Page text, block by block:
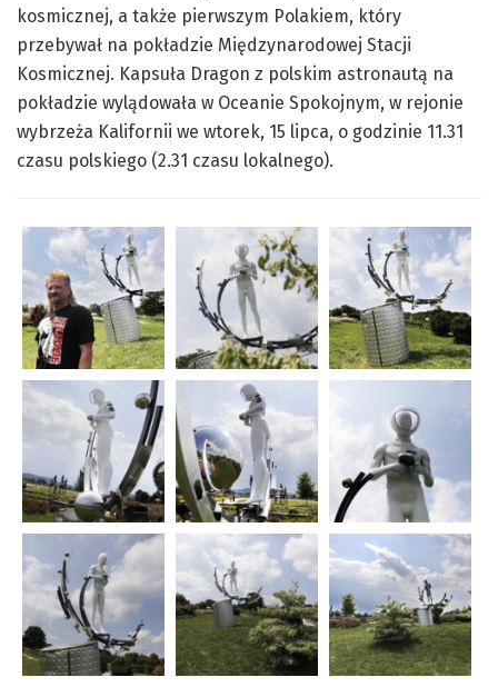
kosmicznej, a także pierwszym Polakiem, który
przebywał na pokładzie Międzynarodowej Stacji
Kosmicznej. Kapsuła Dragon z polskim astronautą na
pokładzie wylądowała w Oceanie Spokojnym, w rejonie
wybrzeża Kalifornii we wtorek, 15 lipca, o godzinie 11.31
czasu polskiego (2.31 czasu lokalnego).